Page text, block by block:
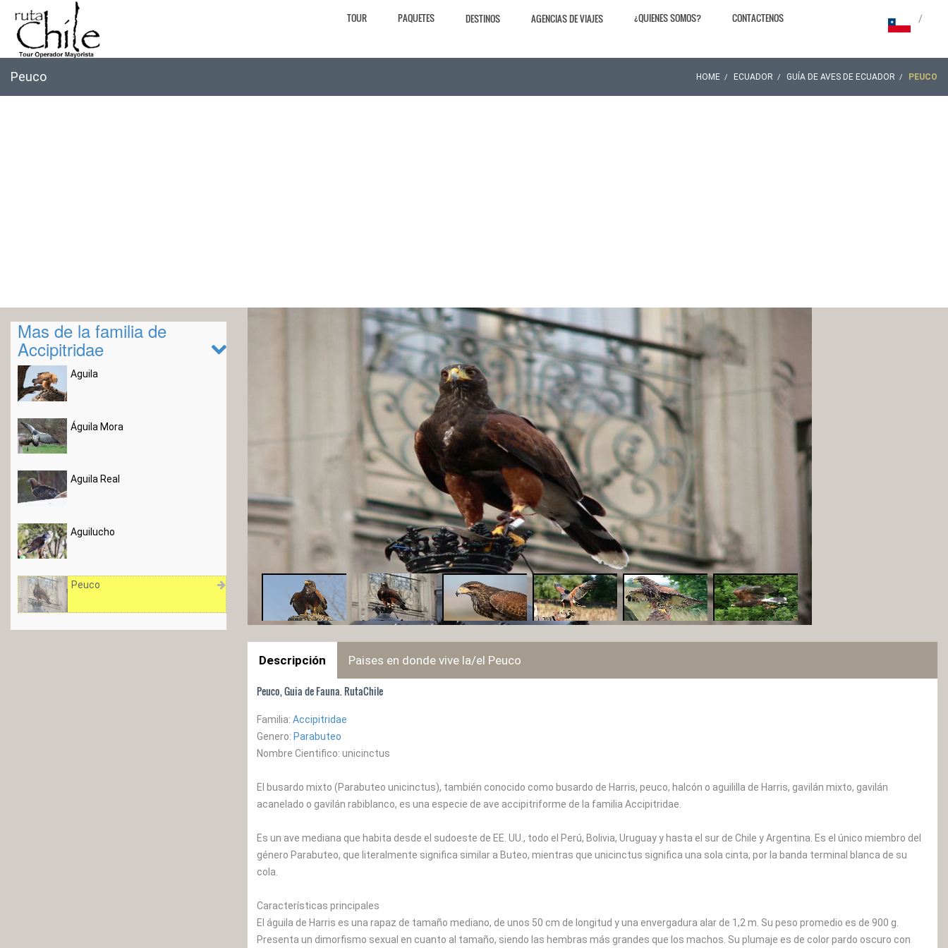
TOUR PAQUETES DESTINOS AGENCIAS DE VIAJES ¿QUIENES SOMOS? CONTACTENOS /
Peuco HOME ECUADOR GUÍA DE AVES DE ECUADOR PEUCO
Mas de la familia de
Accipitridae
Aguila
Águila Mora
Aguila Real
Aguilucho
Peuco
Descripción Paises en donde vive la/el Peuco
Peuco, Guia de Fauna. RutaChile
Familia: Accipitridae
Genero: Parabuteo
Nombre Cientifico: unicinctus
El busardo mixto (Parabuteo unicinctus), también conocido como busardo de Harris, peuco, halcón o aguililla de Harris, gavilán mixto, gavilán
acanelado o gavilán rabiblanco, es una especie de ave accipitriforme de la familia Accipitridae.
Es un ave mediana que habita desde el sudoeste de EE. UU., todo el Perú, Bolivia, Uruguay y hasta el sur de Chile y Argentina. Es el único miembro del
género Parabuteo, que literalmente significa similar a Buteo, mientras que unicinctus significa una sola cinta, por la banda terminal blanca de su
cola.
Características principales
El águila de Harris es una rapaz de tamaño mediano, de unos 50 cm de longitud y una envergadura alar de 1,2 m. Su peso promedio es de 900 g.
Presenta un dimorfismo sexual en cuanto al tamaño, siendo las hembras más grandes que los machos. Su plumaje es de color pardo oscuro con